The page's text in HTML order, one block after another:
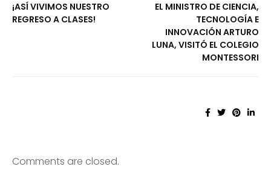
¡ASÍ VIVIMOS NUESTRO
REGRESO A CLASES!
EL MINISTRO DE CIENCIA,
TECNOLOGÍA E
INNOVACIÓN ARTURO
LUNA, VISITÓ EL COLEGIO
MONTESSORI
Comments are closed.